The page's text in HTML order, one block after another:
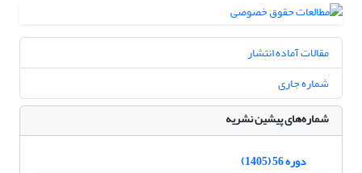
مقالات آماده انتشار
شماره جاری
شماره‌های پیشین نشریه
دوره 56 (1405)